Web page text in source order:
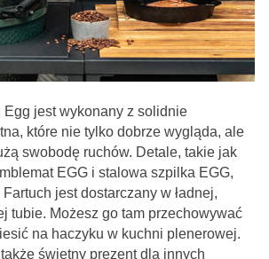
Egg jest wykonany z solidnie
które nie tylko dobrze wygląda, ale
swobodę ruchów. Detale, takie jak
EGG i stalowa szpilka EGG,
Fartuch jest dostarczany w ładnej,
tubie. Możesz go tam przechowywać
na haczyku w kuchni plenerowej.
świetny prezent dla innych